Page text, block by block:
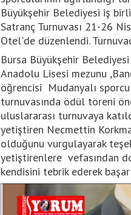
Büyükşehir Belediyesi iş
Satranç Turnuvası 21-26
Otel'de düzenlendi.
Bursa Büyükşehir
Anadolu Lisesi mezunu
öğrencisi Mudanyalı
turnuvasında ödül töreni
uluslararası turnuvaya
yetiştiren Necmettin
olduğunu vurgulayarak
yetiştirenlere vefasından
kendisini tebrik ederek